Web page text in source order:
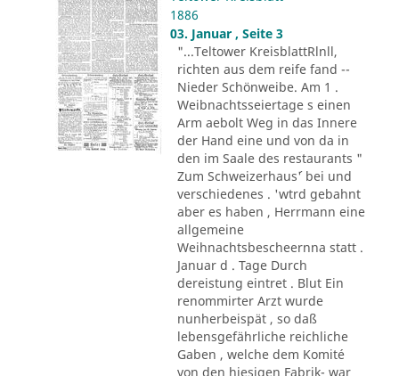
1886
03. Januar , Seite 3
"...Teltower KreisblattRlnll,
richten aus dem reife fand --
Nieder Schönweibe. Am 1 .
Weibnachtsseiertage s einen
Arm aebolt Weg in das Innere
der Hand eine und von da in
den im Saale des restaurants "
Zum Schweizerhaus´' bei und
verschiedenes . 'wtrd gebahnt
aber es haben , Herrmann eine
allgemeine
Weihnachtsbescheernna statt .
Januar d . Tage Durch
dereistung eintret . Blut Ein
renommirter Arzt wurde
nunherbeispät , so daß
lebensgefährliche reichliche
Gaben , welche dem Komité
von den hiesigen Fabrik- war